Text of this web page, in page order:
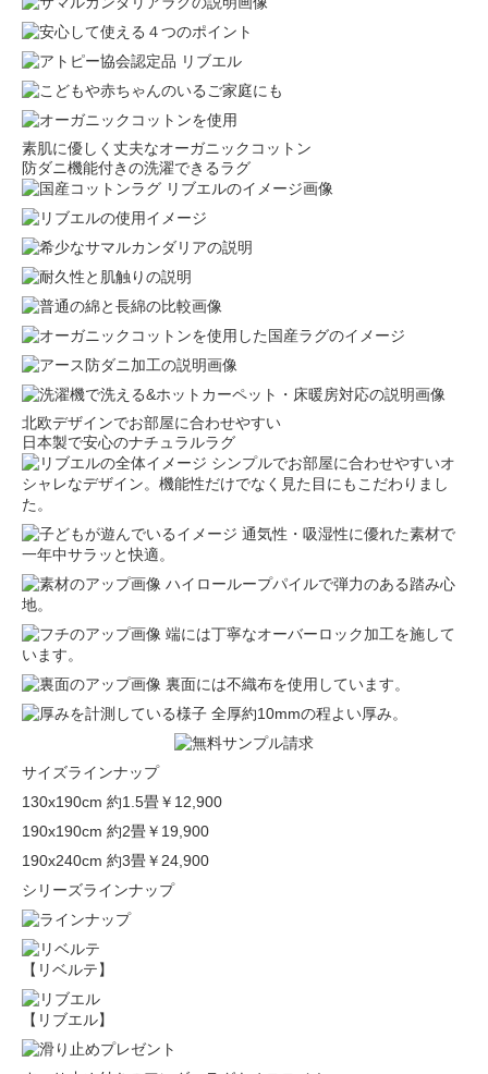
素肌に優しく丈夫なオーガニックコットン
防ダニ機能付きの洗濯できるラグ
北欧デザインでお部屋に合わせやすい
日本製で安心のナチュラルラグ
シンプルでお部屋に合わせやすいオ
シャレなデザイン。機能性だけでなく見た目にもこだわりまし
た。
通気性・吸湿性に優れた素材で
一年中サラッと快適。
ハイローループパイルで弾力のある踏み心
地。
端には丁寧なオーバーロック加工を施して
います。
裏面には不織布を使用しています。
全厚約10mmの程よい厚み。
サイズラインナップ
130x190cm 約1.5畳￥12,900
190x190cm 約2畳￥19,900
190x240cm 約3畳￥24,900
シリーズラインナップ
【リベルテ】
【リブエル】